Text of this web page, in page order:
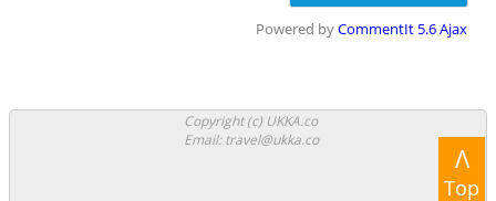
Ночные клубы
Казино
Боулинг
Powered byCommentIt 5.6 Ajax
Copyright (c) UKKA.co
Email: travel@ukka.co
Λ
Top